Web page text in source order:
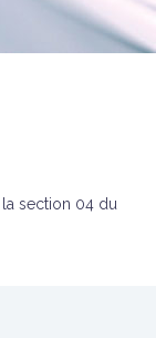
section 04 du